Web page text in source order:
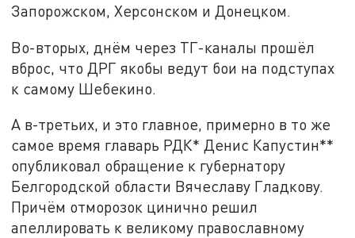
Запорожском, Херсонском и Донецком.
Во-вторых, днём через ТГ-каналы прошёл
вброс, что ДРГ якобы ведут бои на подступах
к самому Шебекино.
А в-третьих, и это главное, примерно в то же
самое время главарь РДК* Денис Капустин**
опубликовал обращение к губернатору
Белгородской области Вячеславу Гладкову.
Причём отморозок цинично решил
апеллировать к великому православному